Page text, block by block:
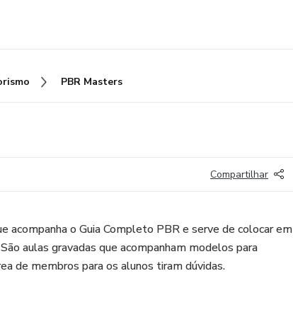
PBR Masters
Compartilhar
acompanha o Guia Completo PBR e serve de colocar em
aulas gravadas que acompanham modelos para
de membros para os alunos tiram dúvidas.